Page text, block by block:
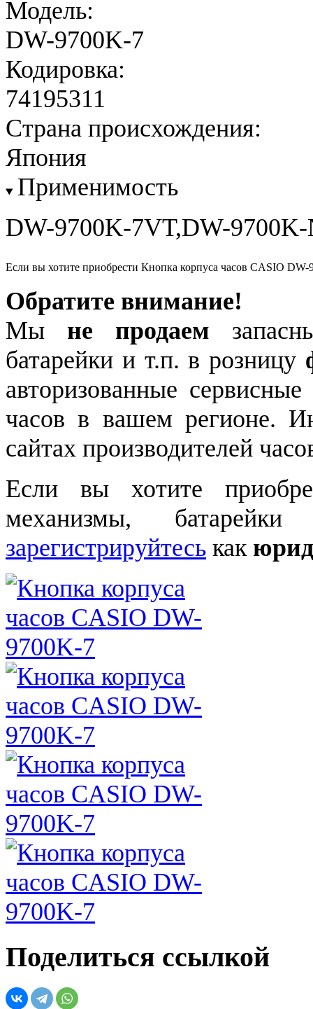
Модель:
DW-9700K-7
Кодировка:
74195311
Страна происхождения:
Япония
Применимость
DW-9700K-7VT,DW-
Если вы хотите приобрести Кнопка корпуса часов CASIO
Обратите внимание!
Мы не продаем
батарейки и т.п. в розницу
авторизованные
часов в вашем регионе.
сайтах производителей
Если вы хотите
механизмы,
зарегистрируйтесь как
Поделиться ссылкой